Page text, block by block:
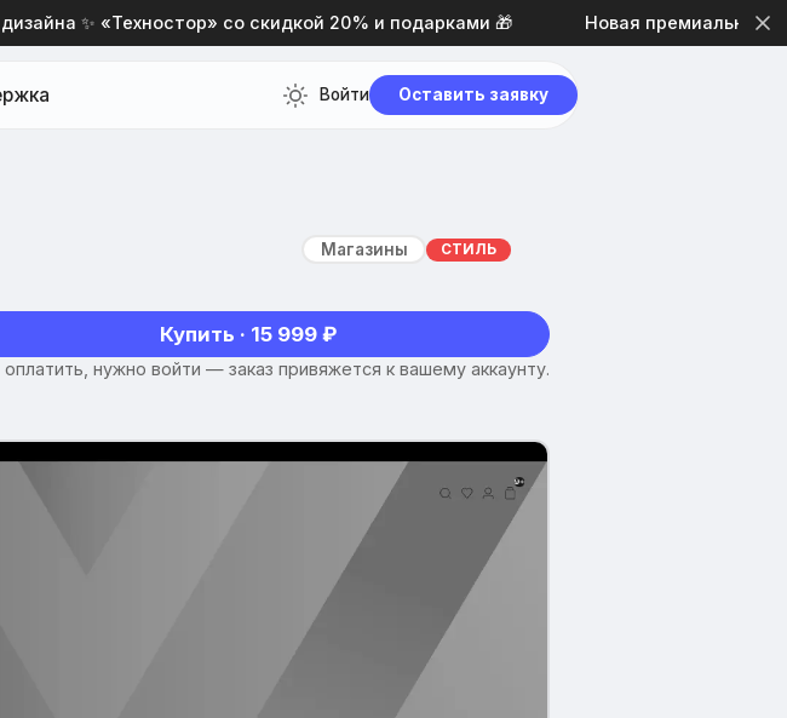
✨ «Техностор» со скидкой 20% и подарками 🎁 Новая премиальная тема
Войти Оставить заявку
Магазины СТИЛЬ
Купить · 15 999 ₽
нужно войти — заказ привяжется к вашему аккаунту.